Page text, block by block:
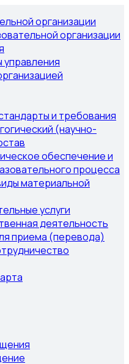
организации
организации
управления
и требования
(научно-
обеспечение и
процесса
материальной
услуги
деятельность
приема (перевода)